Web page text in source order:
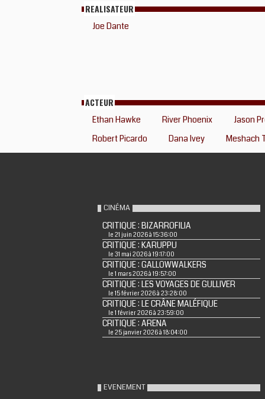
REALISATEUR
Joe Dante
ACTEUR
Ethan Hawke River Phoenix
Jason
Robert Picardo
Dana Ivey Meshach
CINÉMA
CRITIQUE : BIZARROFILIA
le 21 juin 2026 à 15:36:00
CRITIQUE : KARUPPU
le 31 mai 2026 à 19:17:00
CRITIQUE : GALLOWWALKERS
le 1 mars 2026 à 19:57:00
CRITIQUE : LES VOYAGES DE GULLIVER
le 15 février 2026 à 23:28:00
CRITIQUE : LE CRÂNE MALÉFIQUE
le 1 février 2026 à 23:59:00
CRITIQUE : ARENA
le 25 janvier 2026 à 18:04:00
EVENEMENT